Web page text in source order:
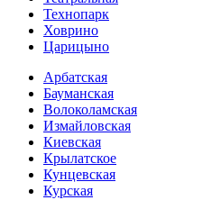
Технопарк
Ховрино
Царицыно
Арбатская
Бауманская
Волоколамская
Измайловская
Киевская
Крылатское
Кунцевская
Курская